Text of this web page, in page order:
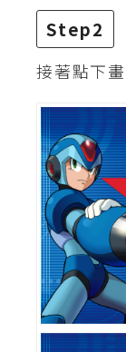
圖
庫
免
費
字
型
網
站
架
設
Step2
接著點下